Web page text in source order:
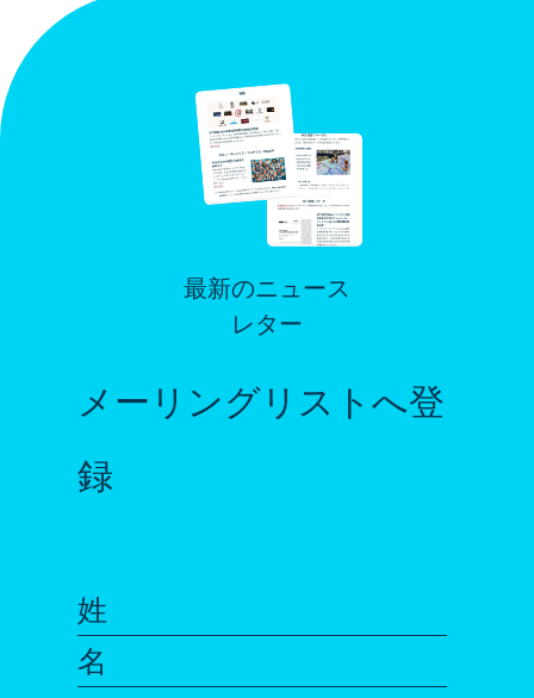
メーリングリストへ登
録
姓
名
最新のニュース
レター